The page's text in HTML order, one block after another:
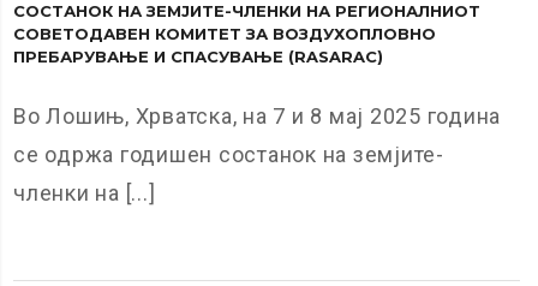
СОСТАНОК НА ЗЕМЈИТЕ-ЧЛЕНКИ НА РЕГИОНАЛНИОТ
СОВЕТОДАВЕН КОМИТЕТ ЗА ВОЗДУХОПЛОВНО
ПРЕБАРУВАЊЕ И СПАСУВАЊЕ (RASARAC)
Во Лошињ, Хрватска, на 7 и 8 мај 2025 година
се одржа годишен состанок на земјите-
членки на [...]